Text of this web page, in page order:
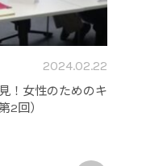
2024.02.22
！女性のためのキ
2回）